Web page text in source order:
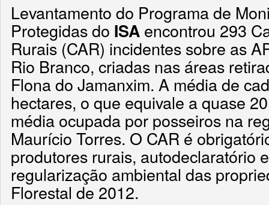
Levantamento do Programa de
Protegidas do ISA encontrou 293
Rurais (CAR) incidentes sobre as
Rio Branco, criadas nas áreas
Flona do Jamanxim. A média de
hectares, o que equivale a quase
média ocupada por posseiros na
Maurício Torres. O CAR é
produtores rurais, autodeclaratório
regularização ambiental das
Florestal de 2012.